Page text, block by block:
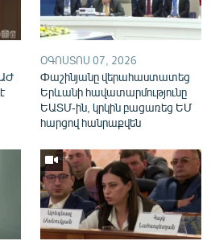
կայքերը
ՕԳՈՍՏՈՍ 07, 2026
Փաշինյանը վերահաստատեց
Երևանի հավատարմությունը
ԵԱՏՄ-ին, կրկին բացառեց ԵՄ
հարցով հանրաքվեն